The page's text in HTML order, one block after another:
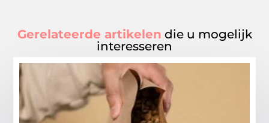
Gerelateerde artikelen die u mogelijk
interesseren